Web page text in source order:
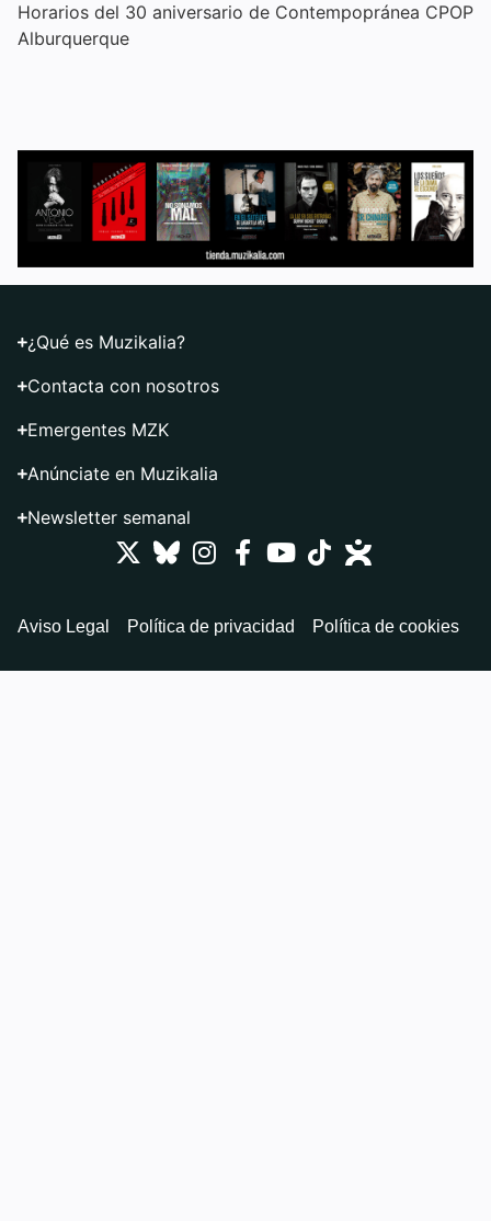
Horarios del 30 aniversario de Contempopránea CPOP
Alburquerque
¿Qué es Muzikalia?
Contacta con nosotros
Emergentes MZK
Anúnciate en Muzikalia
Newsletter semanal
Aviso Legal Política de privacidad Política de cookies